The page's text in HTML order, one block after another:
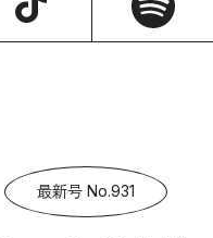
最新号 No.931